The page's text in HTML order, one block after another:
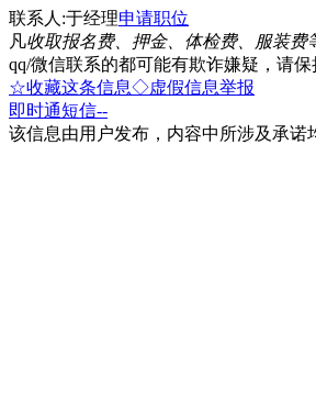
联系人:于经理申请职位
凡收取报名费、押金、体检费、服装费
qq/微信联系的都可能有欺诈嫌疑，请保
☆收藏这条信息◇虚假信息举报
即时通短信--
该信息由用户发布，内容中所涉及承诺